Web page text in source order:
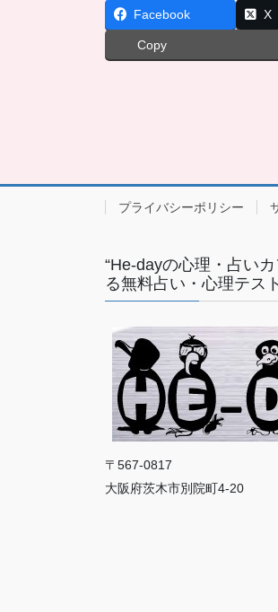
Facebook X
Copy
プライバシーポリシー
“He-dayの心理・占い
る無料占い・心理テスト
〒567-0817
大阪府茨木市別院町4-20